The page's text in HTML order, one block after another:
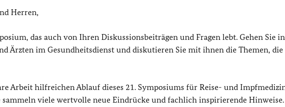
Herren,
das auch von Ihren Diskussionsbeiträgen und Fragen lebt. Gehen Sie
Ärzten im Gesundheitsdienst und diskutieren Sie mit ihnen die Themen,
Arbeit hilfreichen Ablauf dieses 21. Symposiums für Reise- und
viele wertvolle neue Eindrücke und fachlich inspirierende Hinweise.